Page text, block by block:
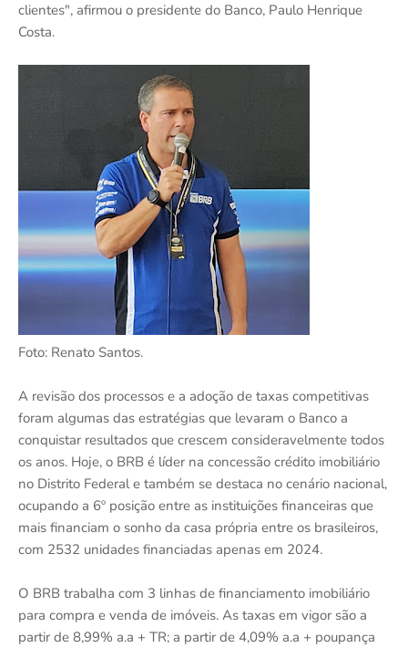
clientes", afirmou o presidente do Banco, Paulo Henrique
Costa.
Foto: Renato Santos.
A revisão dos processos e a adoção de taxas competitivas
foram algumas das estratégias que levaram o Banco a
conquistar resultados que crescem consideravelmente todos
os anos. Hoje, o BRB é líder na concessão crédito imobiliário
no Distrito Federal e também se destaca no cenário nacional,
ocupando a 6º posição entre as instituições financeiras que
mais financiam o sonho da casa própria entre os brasileiros,
com 2532 unidades financiadas apenas em 2024.
O BRB trabalha com 3 linhas de financiamento imobiliário
para compra e venda de imóveis. As taxas em vigor são a
partir de 8,99% a.a + TR; a partir de 4,09% a.a + poupança